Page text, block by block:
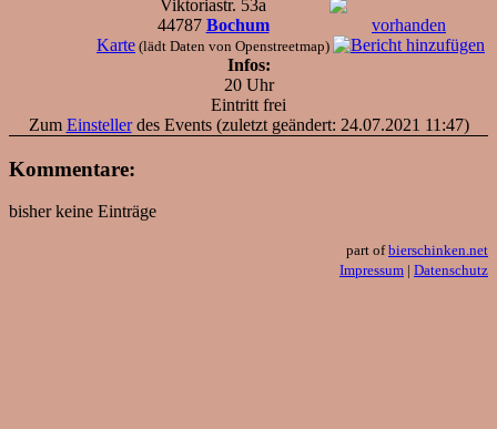
Viktoriastr. 53a
44787 Bochum
Karte (lädt Daten von Openstreetmap)
vorhanden
Infos:
20 Uhr
Eintritt frei
Zum Einstellerdes Events (zuletzt geändert: 24.07.2021 11:47)
Kommentare:
bisher keine Einträge
part ofbierschinken.net
Impressum | Datenschutz